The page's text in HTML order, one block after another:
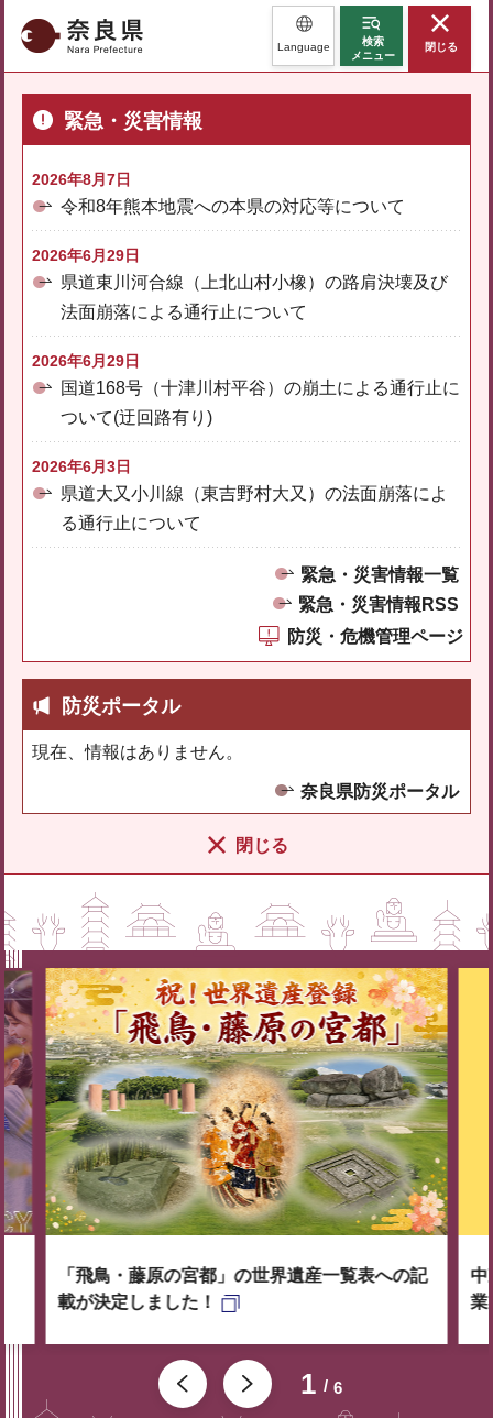
奈良県 Language
検索
メニュー
閉じる
緊急・災害情報
2026年8月7日
令和8年熊本地震への本県の対応等について
2026年6月29日
県道東川河合線（上北山村小橡）の路肩決壊及び
法面崩落による通行止について
2026年6月29日
国道168号（十津川村平谷）の崩土による通行止に
ついて(迂回路有り)
2026年6月3日
県道大又小川線（東吉野村大又）の法面崩落によ
る通行止について
緊急・災害情報一覧
緊急・災害情報RSS
防災・危機管理ページ
防災ポータル
現在、情報はありません。
奈良県防災ポータル
閉じる
1 6
「飛鳥・藤原の宮都」の世界遺産一覧表への記
載が決定しました！
中
業